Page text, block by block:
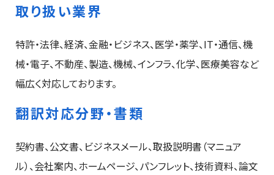
取り扱い業界
特許・法律、経済、金融・ビジネス、医学・薬学、IT・通信、機
械・電子、不動産、製造、機械、インフラ、化学、医療美容など
幅広く対応しております。
翻訳対応分野・書類
契約書、公文書、ビジネスメール、取扱説明書（マニュア
ル）、会社案内、ホームページ、パンフレット、技術資料、論文